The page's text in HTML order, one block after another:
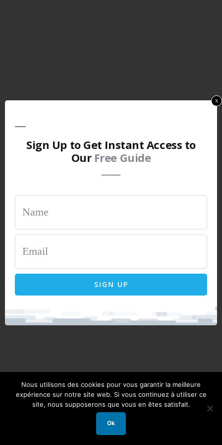
Sign Up to Get Instant Access to
Our Free Guide
SIGN UP
x
Nous utilisons des cookies pour vous garantir la meilleure
expérience sur notre site web. Si vous continuez à utiliser ce
site, nous supposerons que vous en êtes satisfait.
Ok